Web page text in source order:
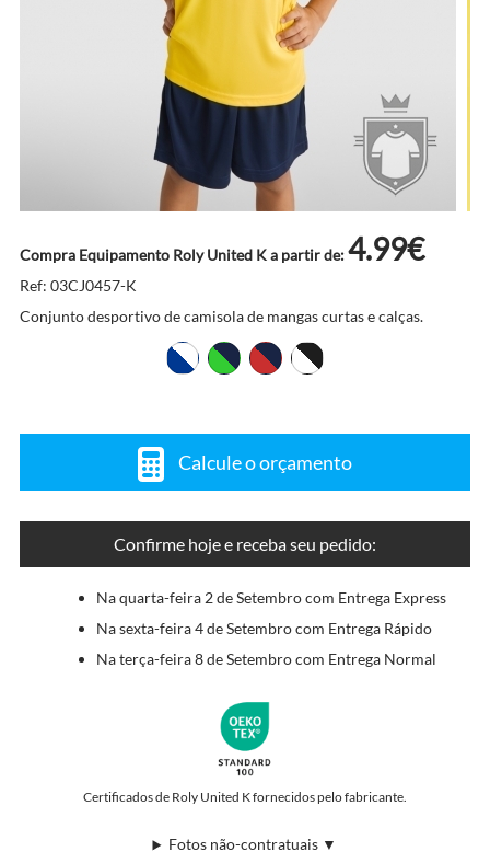
Compra Equipamento Roly United K a partir de:4.99€
Ref: 03CJ0457-K
Conjunto desportivo de camisola de mangas curtas e calças.
Calcule o orçamento
Confirme hoje e receba seu pedido:
Na quarta-feira 2 de Setembro com Entrega Express
Na sexta-feira 4 de Setembro com Entrega Rápido
Na terça-feira 8 de Setembro com Entrega Normal
Certificados de Roly United K fornecidos pelo fabricante.
Fotos não-contratuais ▼